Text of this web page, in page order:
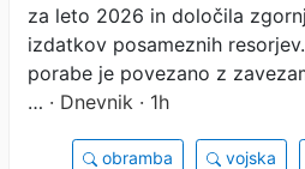
za leto 2026 in določila
izdatkov posameznih
porabe je povezano z
… · Dnevnik · 1h
obramba vojska